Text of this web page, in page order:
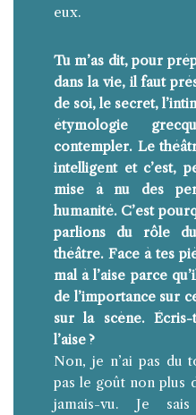
eux.
Tu m’as dit, pour
dans la vie, il faut
de soi, le secret,
étymologie
contempler. Le
intelligent et c’est,
mise à nu des
humanité. C’est
parlions du rôle
théâtre. Face à tes
mal à l’aise parce
de l’importance sur
sur la scène.
l’aise ?
Non, je n’ai pas du
pas le goût non plus
jamais-vu. Je